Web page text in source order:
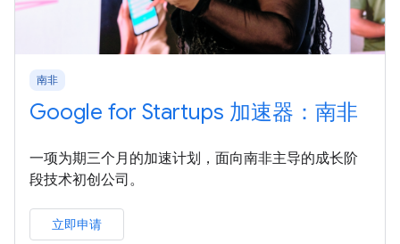
南非
Google for Startups 加速器：南非
一项为期三个月的加速计划，面向南非主导的成长阶
段技术初创公司。
立即申请